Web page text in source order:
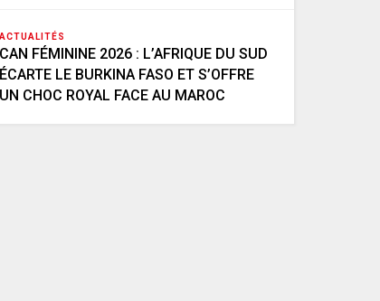
ACTUALITÉS
CAN FÉMININE 2026 : L’AFRIQUE DU SUD
ÉCARTE LE BURKINA FASO ET S’OFFRE
UN CHOC ROYAL FACE AU MAROC